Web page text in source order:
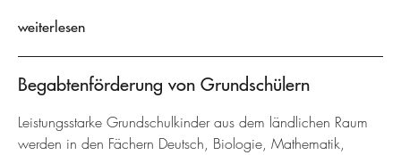
weiterlesen
Begabtenförderung von Grundschülern
Leistungsstarke Grundschulkinder aus dem ländlichen Raum
werden in den Fächern Deutsch, Biologie, Mathematik,